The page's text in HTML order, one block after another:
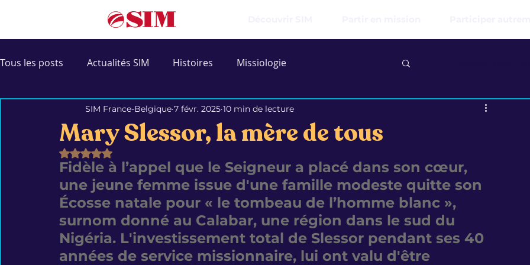
Tous les posts Actualités SIM Histoires Missiologie
Portraits et Interviews Recension d'ouvrages
Mary Slessor, la mère de tous
SIM France-Belgique 7 févr. 2025 10 min de lecture
Noté NaN étoiles sur 5.
Fidèle à l’appel que le Seigneur a placé dans son cœur,
une jeune femme issue d'une famille modeste quitte son
Écosse natale pour « le tombeau de l’homme blanc »,
surnom donné au Calabar, une région dans le sud du
Nigéria. L'investissement total de Slessor pendant ses 40
années de service missionnaire, lui ont valu d'être